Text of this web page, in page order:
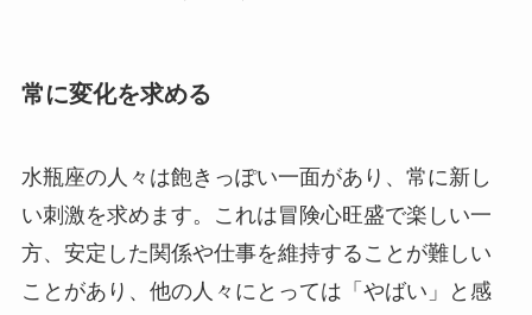
常に変化を求める
水瓶座の人々は飽きっぽい一面があり、常に新し
い刺激を求めます。これは冒険心旺盛で楽しい一
方、安定した関係や仕事を維持することが難しい
ことがあり、他の人々にとっては「やばい」と感